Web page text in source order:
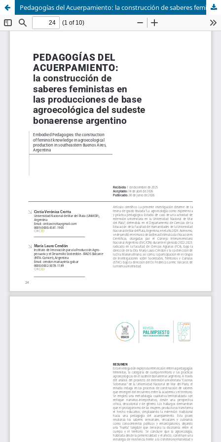
Pedagogías del Acuerpamiento: la construcción de saberes feministas en las producciones de base agroecológica del sudeste bonaerense argentino